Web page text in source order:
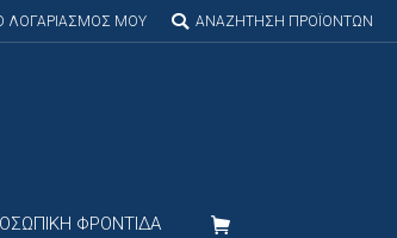
ΛΟΓΑΡΙΑΣΜΟΣ MOY Search:ΑΝΑΖΗΤΗΣΗ ΠΡΟΪΟΝΤΩΝ
ΦΡΟΝΤΙΔΑ